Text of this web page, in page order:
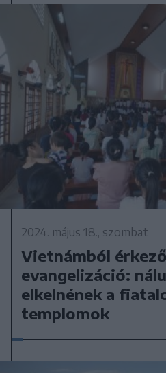
2024. május 18., szombat
Vietnámból érkező
evangelizáció:
elkelnének a
templomok